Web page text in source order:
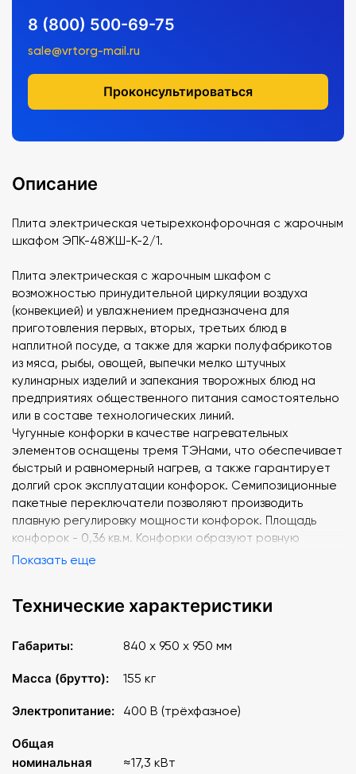
8 (800) 500-69-75
sale@vrtorg-mail.ru
Проконсультироваться
Описание
Плита электрическая четырехконфорочная с жарочным
шкафом ЭПК-48ЖШ-К-2/1.
Плита электрическая с жарочным шкафом с
возможностью принудительной циркуляции воздуха
(конвекцией) и увлажнением предназначена для
приготовления первых, вторых, третьих блюд в
наплитной посуде, а также для жарки полуфабрикотов
из мяса, рыбы, овощей, выпечки мелко штучных
кулинарных изделий и запекания творожных блюд на
предприятиях общественного питания самостоятельно
или в составе технологических линий.
Чугунные конфорки в качестве нагревательных
элементов оснащены тремя ТЭНами, что обеспечивает
быстрый и равномерный нагрев, а также гарантирует
долгий срок эксплуатации конфорок. Семипозиционные
пакетные переключатели позволяют производить
плавную регулировку мощности конфорок. Площадь
конфорок - 0,36 кв.м. Конфорки образуют ровную
поверхность, что обеспечивает удобное и легкое
525х650 мм, изготовленные из нержавеющего металла.
верхнего и нижнего блоков ТЭНов. Рабочий диапазон
аварийный терморегулятор предохраняет шкаф от
высоте ножки.
Номинальная потребляемая мощность, кВт, не более:
17,24
Показать еще
Технические характеристики
Габариты: 840 x 950 x 950 мм
Масса (брутто): 155 кг
Электропитание: 400 В (трёхфазное)
Общая
номинальная
≈17,3 кВт